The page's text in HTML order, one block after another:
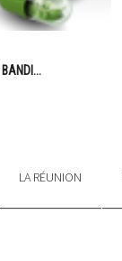
LA RÉUNION